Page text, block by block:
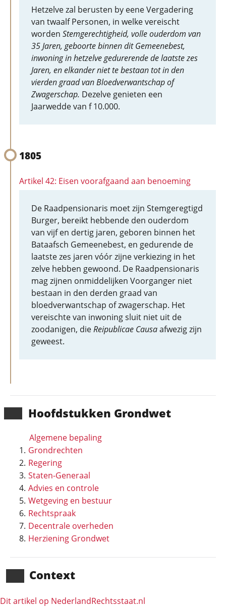
Hoofd­stukken Grondwet
Algemene bepaling
Grondrechten
Regering
Staten-Generaal
Advies en controle
Wetgeving en bestuur
Rechtspraak
Decentrale overheden
Herziening Grondwet
Context
Dit artikel op NederlandRechts­staat.nl
Hetzelve zal berusten by eene Vergadering
van twaalf Personen, in welke vereischt
worden Stemgerechtigheid, volle ouderdom van
35 Jaren, geboorte binnen dit Gemeenebest,
inwoning in hetzelve gedurerende de laatste zes
Jaren, en elkander niet te bestaan tot in den
vierden graad van Bloedverwantschap of
Zwagerschap. Dezelve genieten een
Jaarwedde van f 10.000.
1805
Artikel 42: Eisen voorafgaand aan benoeming
De Raadpensionaris moet zijn Stemgeregtigd
Burger, bereikt hebbende den ouderdom
van vijf en dertig jaren, geboren binnen het
Bataafsch Gemeenebest, en gedurende de
laatste zes jaren vóór zijne verkiezing in het
zelve hebben gewoond. De Raadpensionaris
mag zijnen onmiddelijken Voorganger niet
bestaan in den derden graad van
bloedverwantschap of zwagerschap. Het
vereischte van inwoning sluit niet uit de
zoodanigen, dieReipublicae Causaafwezig zijn
geweest.